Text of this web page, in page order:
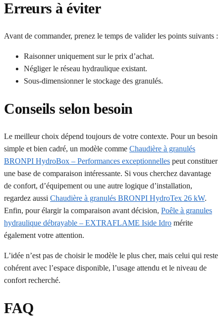
Erreurs à éviter
Avant de commander, prenez le temps de valider les points suivants :
Raisonner uniquement sur le prix d’achat.
Négliger le réseau hydraulique existant.
Sous-dimensionner le stockage des granulés.
Conseils selon besoin
Le meilleur choix dépend toujours de votre contexte. Pour un besoin
simple et bien cadré, un modèle comme Chaudière à granulés
BRONPI HydroBox – Performances exceptionnelles peut constituer
une base de comparaison intéressante. Si vous cherchez davantage
de confort, d’équipement ou une autre logique d’installation,
regardez aussi Chaudière à granulés BRONPI HydroTex 26 kW.
Enfin, pour élargir la comparaison avant décision, Poêle à granules
hydraulique débrayable – EXTRAFLAME Iside Idro mérite
également votre attention.
L’idée n’est pas de choisir le modèle le plus cher, mais celui qui reste
cohérent avec l’espace disponible, l’usage attendu et le niveau de
confort recherché.
FAQ